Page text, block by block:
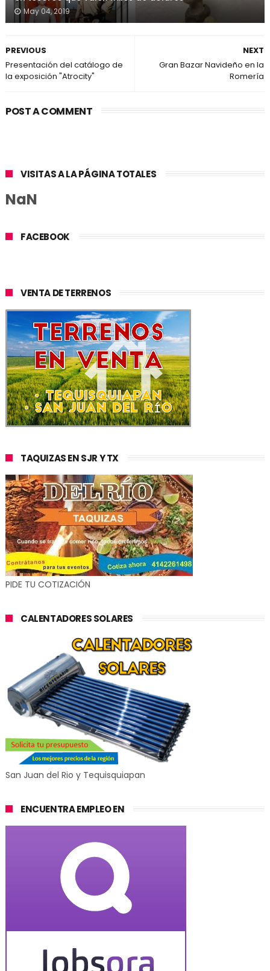
May 04, 2019
NEXT
Gran Bazar Navideño en la
Romería
PREVIOUS
Presentación del catálogo de
la exposición "Atrocity"
POST A COMMENT
VISITAS A LA PÁGINA TOTALES
NaN
FACEBOOK
VENTA DE TERRENOS
TAQUIZAS EN SJR Y TX
PIDE TU COTIZACIÓN
CALENTADORES SOLARES
San Juan del Rio y Tequisquiapan
ENCUENTRA EMPLEO EN